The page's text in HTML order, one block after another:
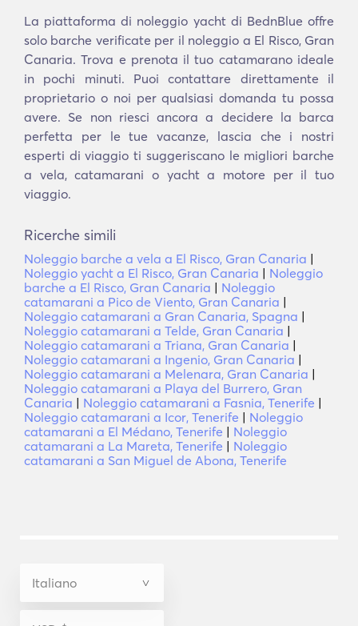
La piattaforma di noleggio yacht di BednBlue offre
solo barche verificate per il noleggio a El Risco, Gran
Canaria. Trova e prenota il tuo catamarano ideale
in pochi minuti. Puoi contattare direttamente il
proprietario o noi per qualsiasi domanda tu possa
avere. Se non riesci ancora a decidere la barca
perfetta per le tue vacanze, lascia che i nostri
esperti di viaggio ti suggeriscano le migliori barche
a vela, catamarani o yacht a motore per il tuo
viaggio.
Ricerche simili
Noleggio barche a vela a El Risco, Gran Canaria |
Noleggio yacht a El Risco, Gran Canaria | Noleggio
barche a El Risco, Gran Canaria | Noleggio
catamarani a Pico de Viento, Gran Canaria |
Noleggio catamarani a Gran Canaria, Spagna |
Noleggio catamarani a Telde, Gran Canaria |
Noleggio catamarani a Triana, Gran Canaria |
Noleggio catamarani a Ingenio, Gran Canaria |
Noleggio catamarani a Melenara, Gran Canaria |
Noleggio catamarani a Playa del Burrero, Gran
Canaria | Noleggio catamarani a Fasnia, Tenerife |
Noleggio catamarani a Icor, Tenerife | Noleggio
catamarani a El Médano, Tenerife | Noleggio
catamarani a La Mareta, Tenerife | Noleggio
catamarani a San Miguel de Abona, Tenerife